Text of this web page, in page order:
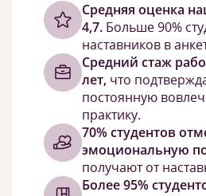
Cредняя оценка
4,7. Больше 90%
наставников в
Средний стаж
лет, что
постоянную
практику.
70% студентов
эмоциональную
получают от
Более 95%